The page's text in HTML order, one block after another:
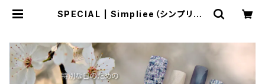
SPECIAL | Simpliee（シンプリー）